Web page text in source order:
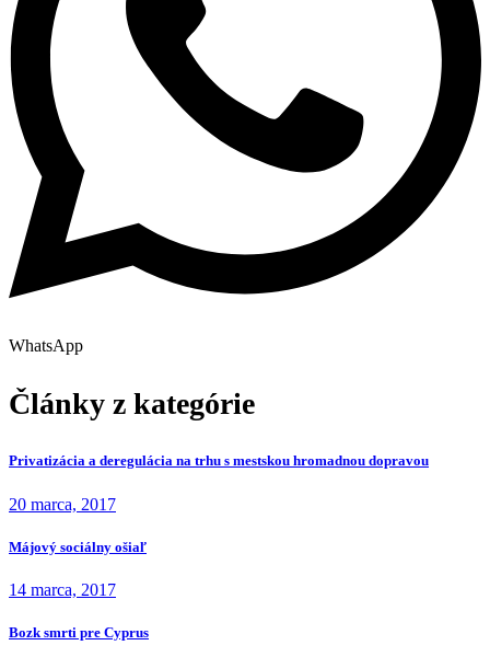
WhatsApp
Články z kategórie
Privatizácia a deregulácia na trhu s mestskou hromadnou dopravou
20 marca, 2017
Májový sociálny ošiaľ
14 marca, 2017
Bozk smrti pre Cyprus